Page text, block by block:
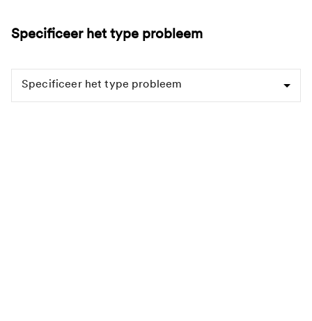
Specificeer het type probleem
Specificeer het type probleem